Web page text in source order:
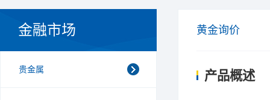
金融市场
贵金属
黄金询价
产品概述